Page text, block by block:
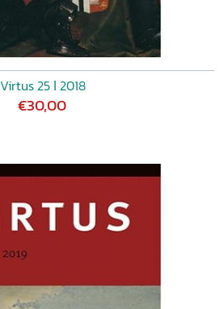
Virtus 25 ǀ 2018
€30,00